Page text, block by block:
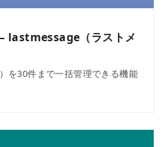
lastmessage（ラストメ
を30件まで一括管理できる機能